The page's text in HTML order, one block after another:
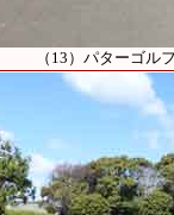
（13）パターゴル